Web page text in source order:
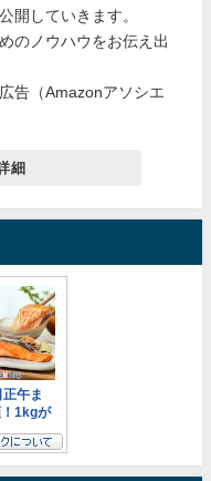
開していきます。
のノウハウをお伝え出
告（Amazonアソシエ
細